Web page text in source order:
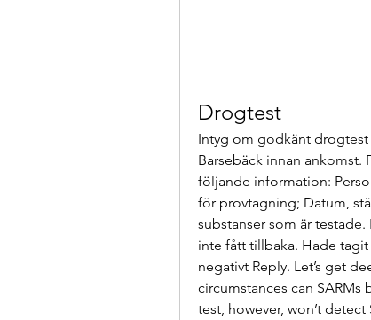
Drogtest
Intyg om godkänt drogtest
Barsebäck innan ankomst.
följande information:
för provtagning; Datum,
substanser som är
inte fått tillbaka. Hade
negativt Reply. Let’s get
circumstances can SARMs
test, however, won’t